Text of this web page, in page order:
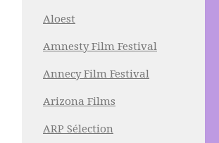
Aloest
Amnesty Film Festival
Annecy Film Festival
Arizona Films
ARP Sélection